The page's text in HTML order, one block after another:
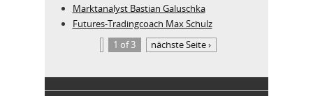
Marktanalyst Bastian Galuschka
Futures-Tradingcoach Max Schulz
1 of 3
nächste Seite ›